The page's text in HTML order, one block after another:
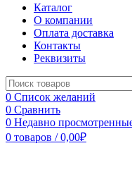
Каталог
О компании
Оплата доставка
Контакты
Реквизиты
0 Список желаний
0 Сравнить
0 Недавно
0 товаров / 0,00₽